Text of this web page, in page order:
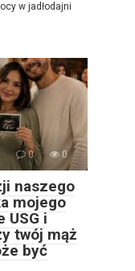
w jadłodajni
0 0
naszego
mojego
USG i
twój mąż
być